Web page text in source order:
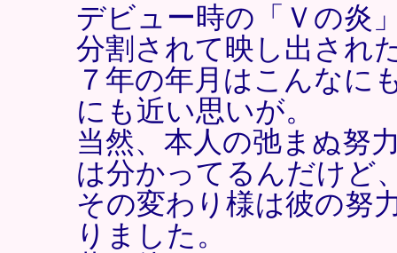
デビュー時の「Ｖの炎
分割されて映し出され
７年の年月はこんなに
にも近い思いが。
当然、本人の弛まぬ努
は分かってるんだけど
その変わり様は彼の努
りました。